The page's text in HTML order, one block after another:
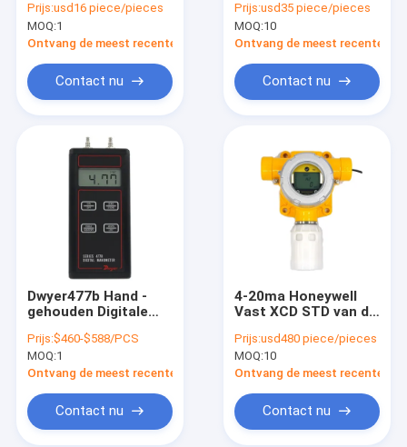
Verzoek om een Citaat
Differentiële Drukmaat
digitale drukmaat
De Maat van de roestvrij staaldruk
De Zender van de precisiedruk
Programmeerbaar Logicacontrolemechanisme
De Schakelaar van het vlotterniveau
Pneumatisch Klepinstelmechanisme
De Sensor van de temperatuurzender
Geneigde Buis
Techniek
196mm*84mm
Prijs:usd16 piece/pieces
MOQ:1
Ontvang de meest recente Prijs
Contact nu
Drukmaat DM-2000
Reeks
Prijs:usd35 piece/pieces
MOQ:10
Ontvang de meest recente
Contact nu
Dwyer477b Hand -
gehouden Digitale
LCD voor Lucht
Prijs:$460-$588/PCS
MOQ:1
Ontvang de meest recente Prijs
Contact nu
4-20ma Honeywell
Vast XCD STD van de
RFD met Backlit Kleur
Drie
Prijs:usd480 piece/pieces
MOQ:10
Ontvang de meest recente
Contact nu